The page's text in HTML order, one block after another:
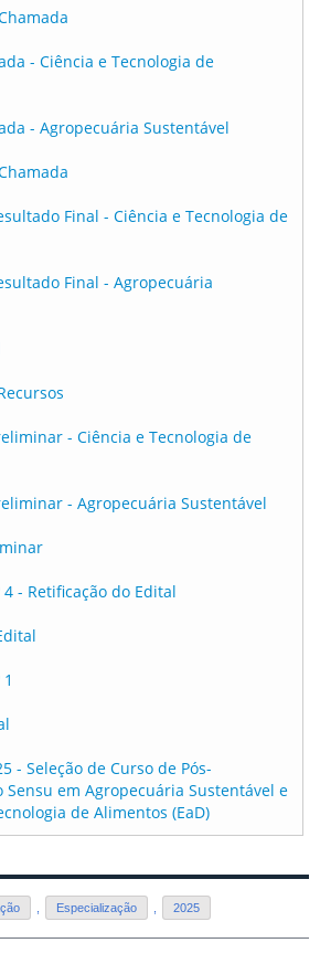
- Ciência e Tecnologia de
- Agropecuária Sustentável
Final - Ciência e Tecnologia de
Final - Agropecuária
- Ciência e Tecnologia de
- Agropecuária Sustentável
- Retificação do Edital
- Seleção de Curso de Pós-
Sensu em Agropecuária Sustentável e
de Alimentos (EaD)
, Especialização , 2025